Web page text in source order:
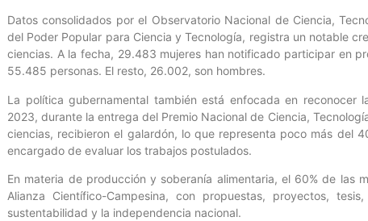
Datos consolidados por el Observatorio Nacional de Ciencia,
del Poder Popular para Ciencia y Tecnología, registra un notable
ciencias. A la fecha, 29.483 mujeres han notificado participar en
55.485 personas. El resto, 26.002, son hombres.
La política gubernamental también está enfocada en reconocer
2023, durante la entrega del Premio Nacional de Ciencia,
ciencias, recibieron el galardón, lo que representa poco más del
encargado de evaluar los trabajos postulados.
En materia de producción y soberanía alimentaria, el 60% de las
Alianza Científico-Campesina, con propuestas, proyectos,
sustentabilidad y la independencia nacional.